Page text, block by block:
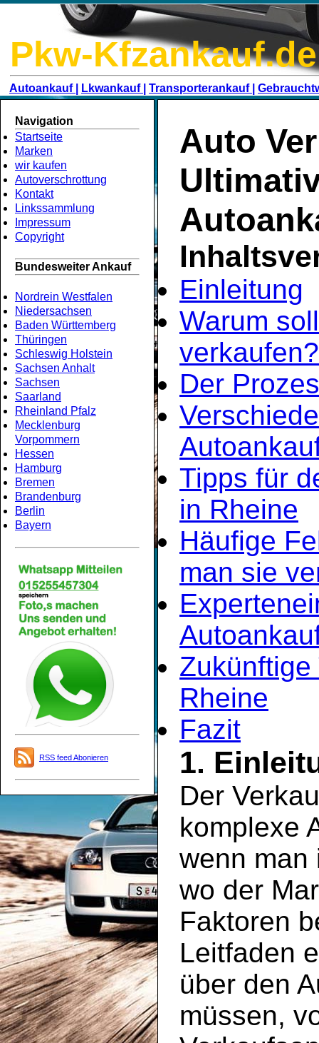
Pkw-Kfzankauf.de
Autoankauf | Lkwankauf | Transporterankauf |
Navigation
Startseite
Marken
wir kaufen
Autoverschrottung
Kontakt
Linkssammlung
Impressum
Copyright
Bundesweiter Ankauf
Nordrein Westfalen
Niedersachsen
Baden Württemberg
Thüringen
Schleswig Holstein
Sachsen Anhalt
Sachsen
Saarland
Rheinland Pfalz
Mecklenburg
Vorpommern
Hessen
Hamburg
Bremen
Brandenburg
Berlin
Bayern
RSS feed Abonieren
Auto
Einleitung
Warum
verkaufen?
Der
Tipps für
in Rheine
Häufige
man sie
Rheine
Fazit
1.
Der
komplexe
wenn man
wo der
Faktoren
Leitfaden
über den
müssen,